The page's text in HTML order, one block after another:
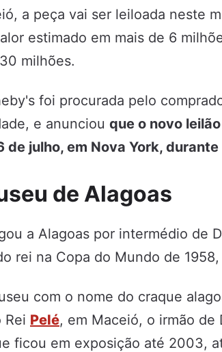
a peça vai ser leiloada neste
estimado em mais de 6
milhões.
foi procurada pelo
e anunciou que o novo
de julho, em Nova York, durante
de Alagoas
a Alagoas por intermédio de
rei na Copa do Mundo de
com o nome do craque
Rei Pelé, em Maceió, o irmão de
ficou em exposição até 2003,